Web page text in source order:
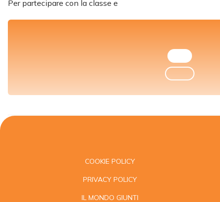
Per partecipare con la classe e
COOKIE POLICY
PRIVACY POLICY
IL MONDO GIUNTI